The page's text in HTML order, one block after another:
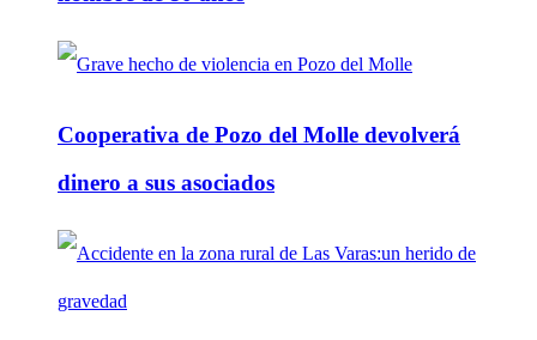
Cooperativa de Pozo del Molle devolverá
dinero a sus asociados